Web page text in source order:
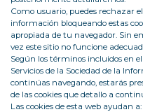
Como usuario, puedes rechazar
información bloqueando estas
apropiada de tu navegador. Sin
vez este sitio no funcione
Según los términos incluidos en
Servicios de la Sociedad de la
continúas navegando, estarás
de las cookies que detallo a
Las cookies de esta web ayudan a: